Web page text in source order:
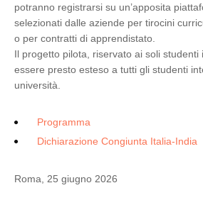
potranno registrarsi su un’apposita
selezionati dalle aziende per tirocini
o per contratti di apprendistato.
Il progetto pilota, riservato ai soli studenti
essere presto esteso a tutti gli studenti
università.
Programma
Dichiarazione Congiunta Italia-India
Roma, 25 giugno 2026